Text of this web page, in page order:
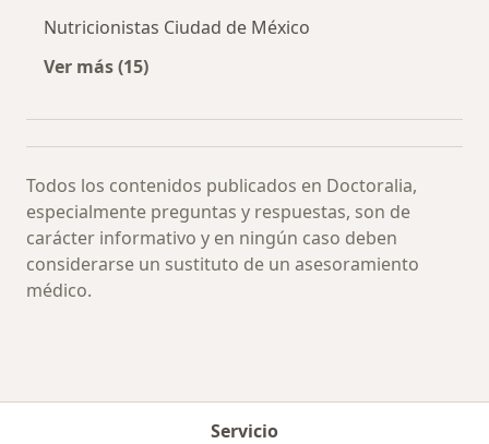
Nutricionistas Ciudad de México
Ver más (15)
Todos los contenidos publicados en Doctoralia,
especialmente preguntas y respuestas, son de
carácter informativo y en ningún caso deben
considerarse un sustituto de un asesoramiento
médico.
Servicio